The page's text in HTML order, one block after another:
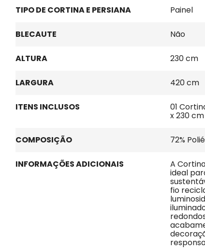
TIPO DE CORTINA E PERSIANA Painel
BLECAUTE Não
ALTURA 230 cm
LARGURA 420 cm
ITENS INCLUSOS 01
x 230 cm
COMPOSIÇÃO 72%
INFORMAÇÕES ADICIONAIS A
ideal
fio